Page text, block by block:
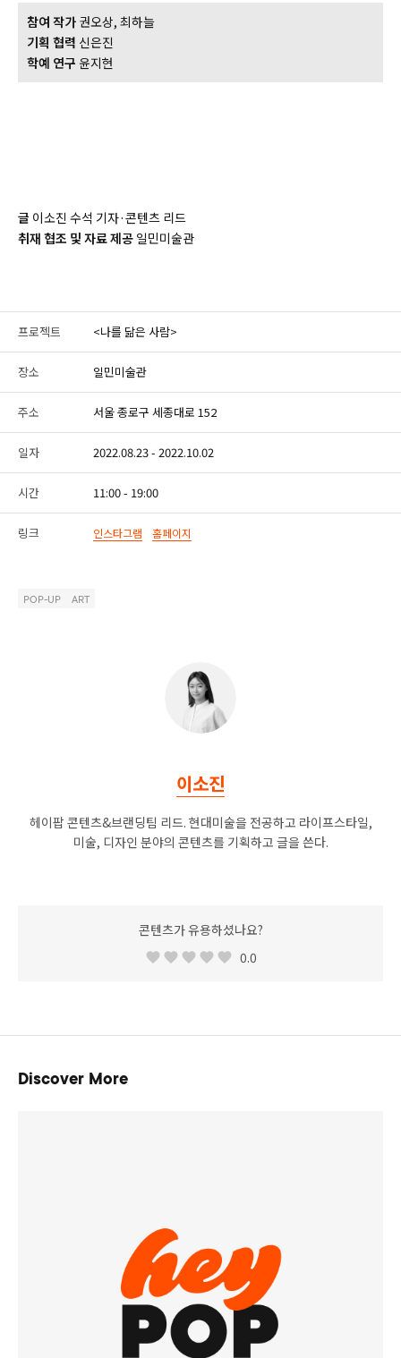
참여 작가 권오상, 최하늘
기획 협력 신은진
학예 연구 윤지현
글 이소진 수석 기자·콘텐츠 리드
취재 협조 및 자료 제공 일민미술관
프로젝트 <나를 닮은 사람>
장소 일민미술관
주소 서울 종로구 세종대로 152
일자 2022.08.23 - 2022.10.02
시간 11:00 - 19:00
링크 인스타그램 홈페이지
POP-UP ART
이소진
헤이팝 콘텐츠&브랜딩팀 리드. 현대미술을 전공하고 라이프스타일,
미술, 디자인 분야의 콘텐츠를 기획하고 글을 쓴다.
콘텐츠가 유용하셨나요?
0.0
Discover More